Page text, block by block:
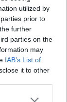
utilized by
prior to
further
parties on the
may
IAB’s List of
it to other
more Google
drill
a
destra
routine,
(indice e